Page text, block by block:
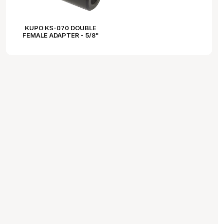
KUPO KS-070 DOUBLE
FEMALE ADAPTER - 5/8"